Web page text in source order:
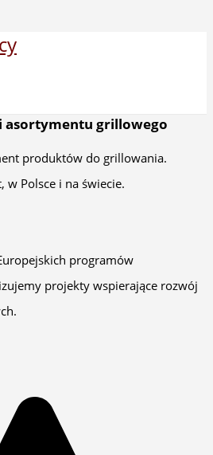
grillowego
produktów do grillowania.
w Polsce i na świecie.
programów
projekty wspierające rozwój